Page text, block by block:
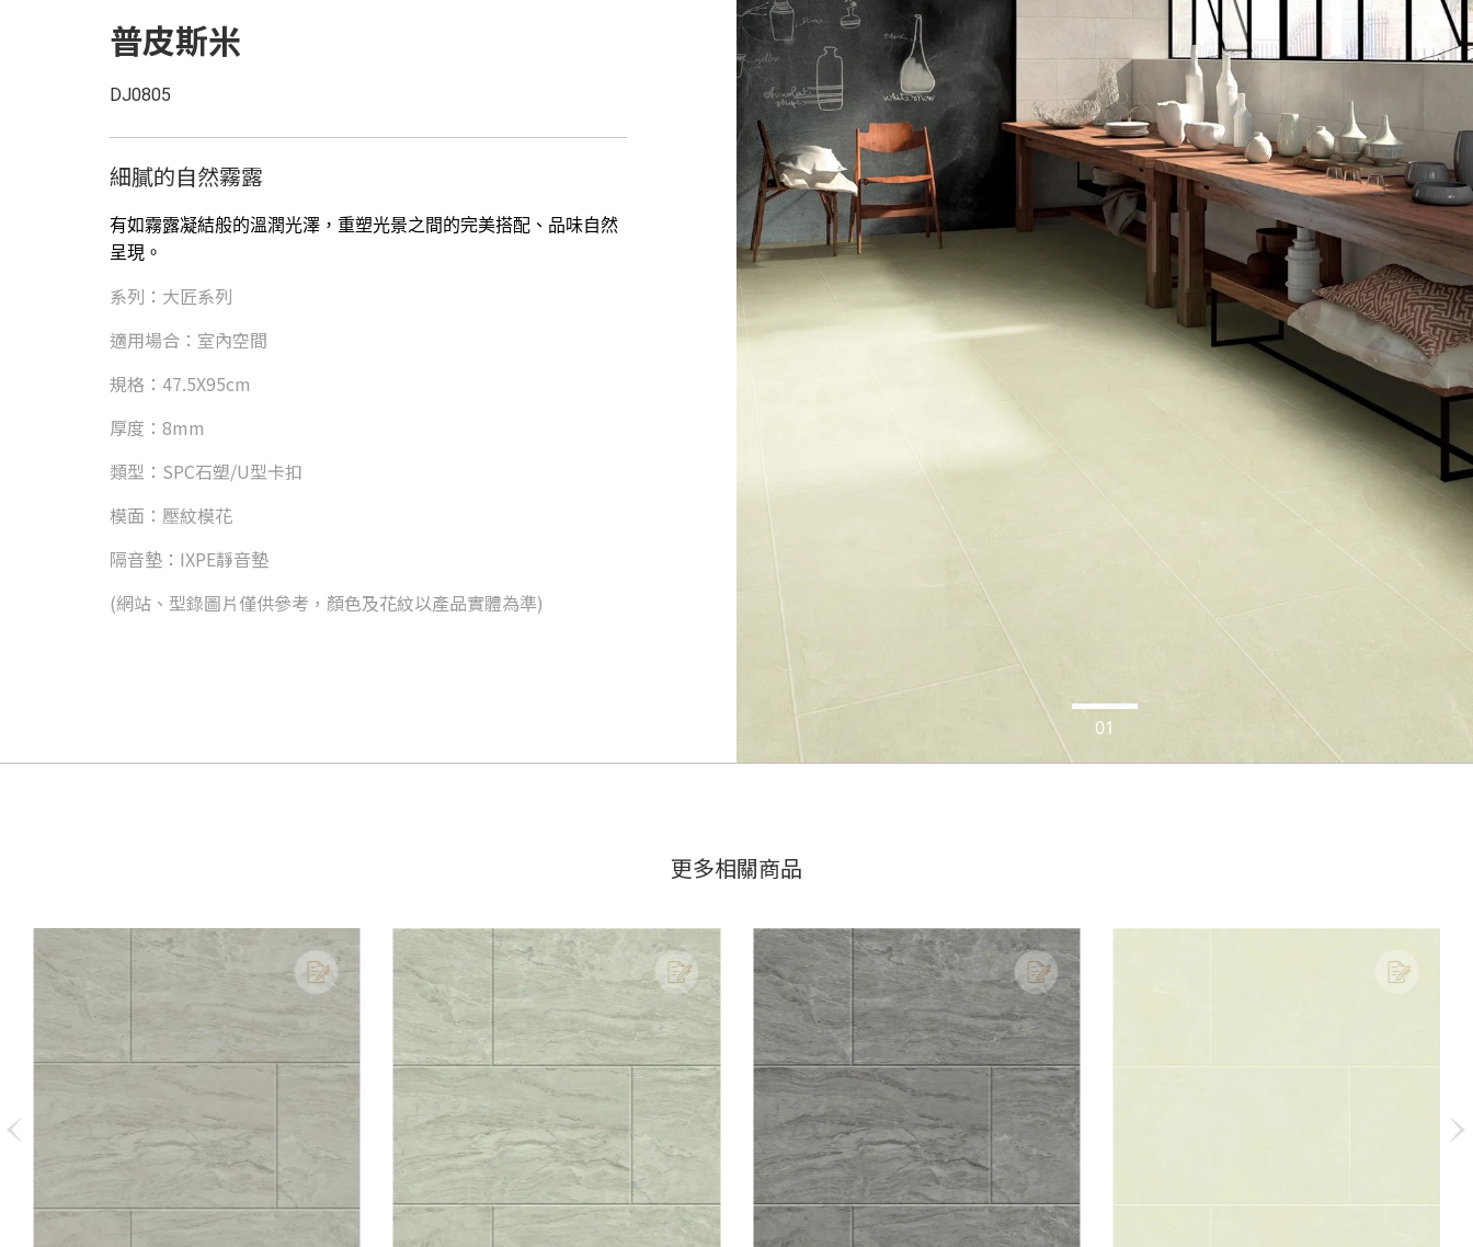
普皮斯米
DJ0805
細膩的自然霧露
有如霧露凝結般的溫潤光澤，重塑光景之間的完美搭配、品味自然
呈現。
系列：大匠系列
適用場合：室內空間
規格：47.5X95cm
厚度：8mm
類型：SPC石塑/U型卡扣
模面：壓紋模花
隔音墊：IXPE靜音墊
(網站、型錄圖片僅供參考，顏色及花紋以產品實體為準)
更多相關商品